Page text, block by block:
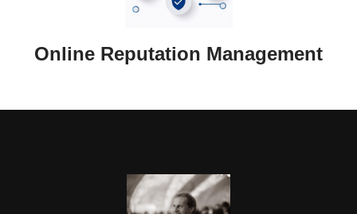
Online Reputation Management